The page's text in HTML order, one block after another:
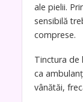
ale pielii.
sensibilă
comprese.
Tinctura de
ca
vânătăi,